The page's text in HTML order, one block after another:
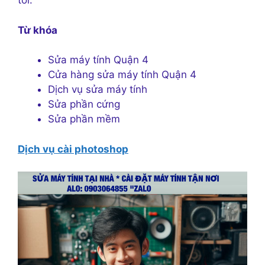
Từ khóa
Sửa máy tính Quận 4
Cửa hàng sửa máy tính Quận 4
Dịch vụ sửa máy tính
Sửa phần cứng
Sửa phần mềm
Dịch vụ cài photoshop